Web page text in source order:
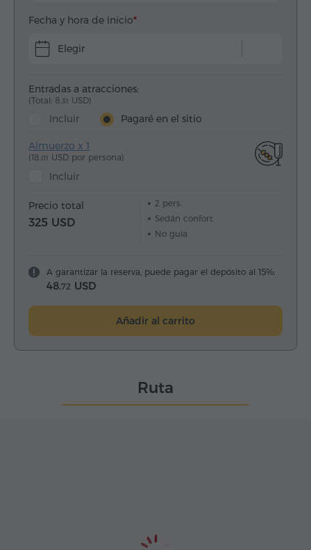
Fecha y hora de inicio
Elegir
Entradas a atracciones:
(Total: 8.31 USD)
Incluir Pagaré en el sitio
Almuerzo x 1
(18.01 USD por persona)
Incluir
Precio total
325 USD
2pers.
Sedán confort
No guía
A garantizar la reserva, puede pagar el depósito al 15%:
48.72 USD
Añadir al carrito
Ruta